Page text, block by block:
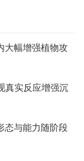
大幅增强植物攻
真实反应增强沉
态与能力随阶段